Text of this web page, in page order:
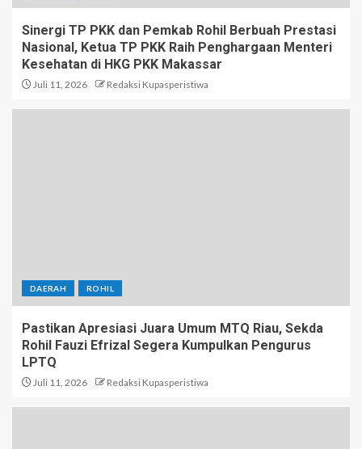
Sinergi TP PKK dan Pemkab Rohil Berbuah Prestasi
Nasional, Ketua TP PKK Raih Penghargaan Menteri
Kesehatan di HKG PKK Makassar
Juli 11, 2026 Redaksi Kupasperistiwa
DAERAH ROHIL
Pastikan Apresiasi Juara Umum MTQ Riau, Sekda
Rohil Fauzi Efrizal Segera Kumpulkan Pengurus
LPTQ
Juli 11, 2026 Redaksi Kupasperistiwa